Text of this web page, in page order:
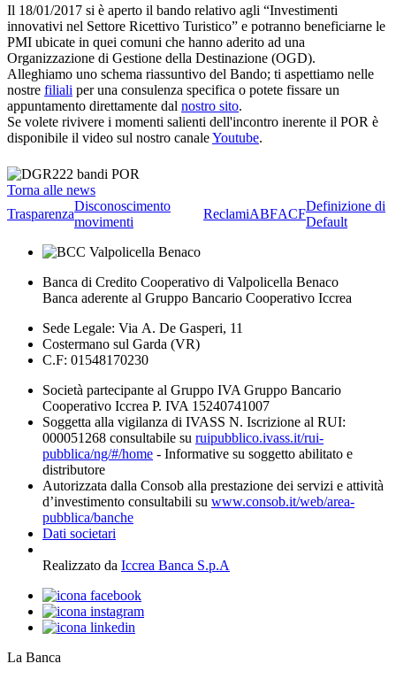
Il 18/01/2017 si è aperto il bando relativo agli “Investimenti
innovativi nel Settore Ricettivo Turistico” e potranno beneficiarne le
PMI ubicate in quei comuni che hanno aderito ad una
Organizzazione di Gestione della Destinazione (OGD).
Alleghiamo uno schema riassuntivo del Bando; ti aspettiamo nelle
nostre filiali per una consulenza specifica o potete fissare un
appuntamento direttamente dal nostro sito.
Se volete rivivere i momenti salienti dell'incontro inerente il POR è
disponibile il video sul nostro canaleYoutube.
Torna alle news
Trasparenza
Disconoscimento
movimenti
ReclamiABFACF
Definizione di
Default
Banca di Credito Cooperativo di Valpolicella Benaco
Banca aderente al Gruppo Bancario Cooperativo Iccrea
Sede Legale: Via A. De Gasperi, 11
Costermano sul Garda (VR)
C.F: 01548170230
Società partecipante al Gruppo IVA Gruppo Bancario
Cooperativo Iccrea P. IVA 15240741007
Soggetta alla vigilanza di IVASS N. Iscrizione al RUI:
000051268 consultabile su ruipubblico.ivass.it/rui-
pubblica/ng/#/home - Informative su soggetto abilitato e
distributore
Autorizzata dalla Consob alla prestazione dei servizi e attività
d’investimento consultabili su www.consob.it/web/area-
pubblica/banche
Dati societari
Realizzato da Iccrea Banca S.p.A
La Banca